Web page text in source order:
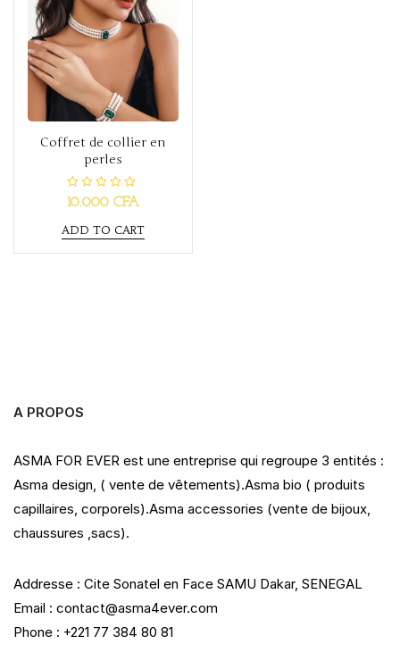
Coffret de collier en
perles
R
a
e
d
0
10.000 CFA
ADD TO CART
A PROPOS
ASMA FOR EVER est une entreprise qui regroupe 3 entités :
Asma design, ( vente de vêtements).Asma bio ( produits
capillaires, corporels).Asma accessories (vente de bijoux,
chaussures ,sacs).
Addresse : Cite Sonatel en Face SAMU Dakar, SENEGAL
Email : contact@asma4ever.com
Phone : +221 77 384 80 81